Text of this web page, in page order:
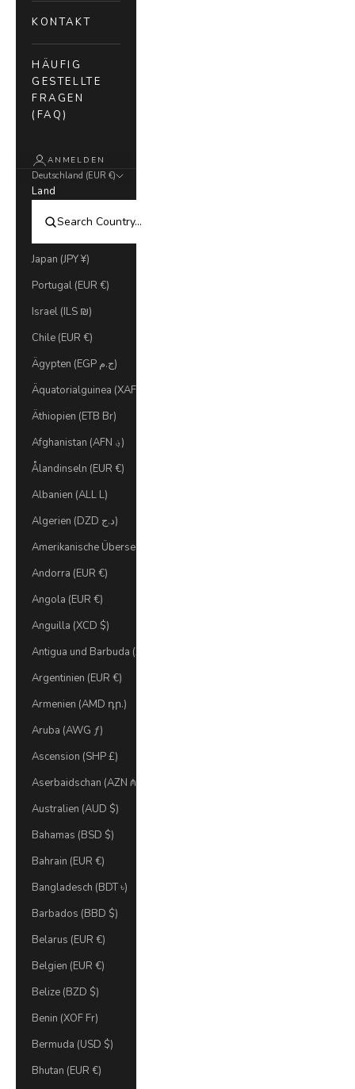
KONTAKT
HÄUFIG
GESTELLTE
FRAGEN
(FAQ)
ANMELDEN
Deutschland (EUR €)
Land
Japan (JPY ¥)
Portugal (EUR €)
Israel (ILS ₪)
Chile (EUR €)
Ägypten (EGP ج.م)
Äquatorialguinea (XAF CFA)
Äthiopien (ETB Br)
Afghanistan (AFN ؋)
Ålandinseln (EUR €)
Albanien (ALL L)
Algerien (DZD د.ج)
Amerikanische Überseeinseln (USD $)
Andorra (EUR €)
Angola (EUR €)
Anguilla (XCD $)
Antigua und Barbuda (XCD $)
Argentinien (EUR €)
Armenien (AMD դր.)
Aruba (AWG ƒ)
Ascension (SHP £)
Aserbaidschan (AZN ₼)
Australien (AUD $)
Bahamas (BSD $)
Bahrain (EUR €)
Bangladesch (BDT ৳)
Barbados (BBD $)
Belarus (EUR €)
Belgien (EUR €)
Belize (BZD $)
Benin (XOF Fr)
Bermuda (USD $)
Bhutan (EUR €)